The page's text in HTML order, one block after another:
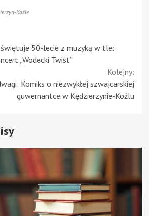
Koźle
50-lecie z muzyką w tle:
„Wodecki Twist”
Kolejny:
Komiks o niezwykłej szwajcarskiej
guwernantce w Kędzierzynie-Koźlu